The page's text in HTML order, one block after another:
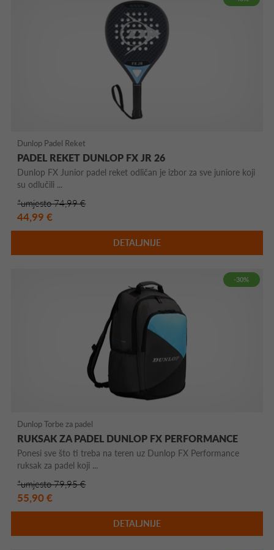
Dunlop Padel Reket
PADEL REKET DUNLOP FX JR 26
Dunlop FX Junior padel reket odličan je izbor za sve juniore koji
su odlučili ...
*umjesto 74,99 €
44,99 €
DETALJNIJE
-30%
Dunlop Torbe za padel
RUKSAK ZA PADEL DUNLOP FX PERFORMANCE
Ponesi sve što ti treba na teren uz Dunlop FX Performance
ruksak za padel koji ...
*umjesto 79,95 €
55,90 €
DETALJNIJE